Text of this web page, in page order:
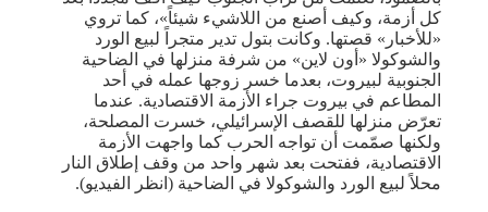
كل أزمة، وكيف أصنع من اللاشيء شيئاً»، كما تروي
«للأخبار» قصتها. وكانت بتول تدير متجراً لبيع الورد
والشوكولا «أون لاين» من شرفة منزلها في الضاحية
الجنوبية لبيروت، بعدما خسر زوجها عمله في أحد
المطاعم في بيروت جراء الأزمة الاقتصادية. عندما
تعرّض منزلها للقصف الإسرائيلي، خسرت المصلحة،
ولكنها صمّمت أن تواجه الحرب كما واجهت الأزمة
الاقتصادية، ففتحت بعد شهر واحد من وقف إطلاق النار
محلاً لبيع الورد والشوكولا في الضاحية (انظر الفيديو).